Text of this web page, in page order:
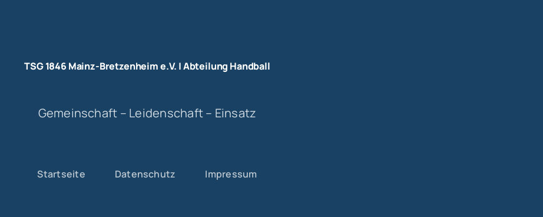
TSG 1846 Mainz-Bretzenheim e.V. | Abteilung Handball
Gemeinschaft – Leidenschaft – Einsatz
Startseite Datenschutz Impressum